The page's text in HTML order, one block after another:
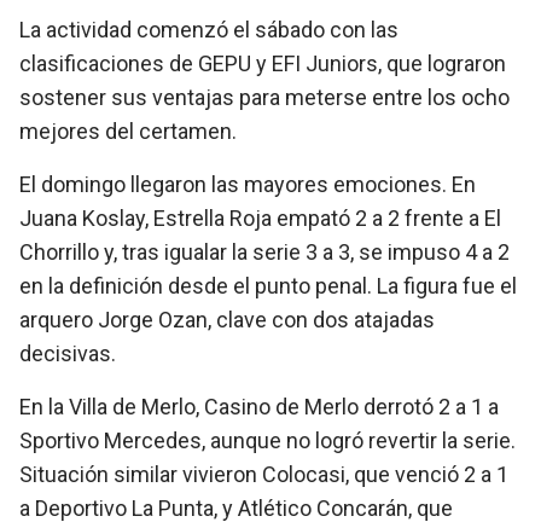
La actividad comenzó el sábado con las
clasificaciones de GEPU y EFI Juniors, que lograron
sostener sus ventajas para meterse entre los ocho
mejores del certamen.
El domingo llegaron las mayores emociones. En
Juana Koslay, Estrella Roja empató 2 a 2 frente a El
Chorrilloy, tras igualar la serie 3 a 3, se impuso 4 a 2
en la definición desde el punto penal. La figura fue el
arquero Jorge Ozan, clave con dos atajadas
decisivas.
En la Villa de Merlo, Casino de Merlo derrotó 2 a 1 a
Sportivo Mercedes, aunque no logró revertir la serie.
Situación similar vivieron Colocasi, que venció 2 a 1
a Deportivo La Punta, yAtlético Concarán, que